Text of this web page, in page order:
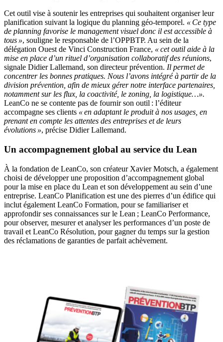
Cet outil vise à soutenir les entreprises qui souhaitent organiser leur
planification suivant la logique du planning géo-temporel. « Ce type
de planning favorise le management visuel donc il est accessible à
tous», souligne le responsable de l’OPPBTP. Au sein de la
délégation Ouest de Vinci Construction France, «cet outil aide à la
mise en place d’un rituel d’organisation collaboratif des réunions,
signale Didier Lallemand, son directeur prévention. Il permet de
concentrer les bonnes pratiques. Nous l’avons intégré à partir de la
division prévention, afin de mieux gérer notre interface partenaires,
notamment sur les flux, la coactivité, le zoning, la logistique…».
LeanCo ne se contente pas de fournir son outil : l’éditeur
accompagne ses clients «en adaptant le produit à nos usages, en
prenant en compte les attentes des entreprises et de leurs
évolutions», précise Didier Lallemand.
Un accompagnement global au service du Lean
À la fondation de LeanCo, son créateur Xavier Motsch, a également
choisi de développer une proposition d’accompagnement global
pour la mise en place du Lean et son développement au sein d’une
entreprise. LeanCo Planification est une des pierres d’un édifice qui
inclut également LeanCo Formation, pour se familiariser et
approfondir ses connaissances sur le Lean ; LeanCo Performance,
pour observer, mesurer et analyser les performances d’un poste de
travail et LeanCo Résolution, pour gagner du temps sur la gestion
des réclamations de garanties de parfait achèvement.